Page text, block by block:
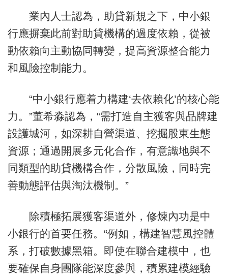
業內人士認為，助貸新規之下，中小銀
行應摒棄此前對助貸機構的過度依賴，從被
動依賴向主動協同轉變，提高資源整合能力
和風險控制能力。
“中小銀行應着力構建‘去依賴化’的核心能
力。”董希淼認為，“需打造自主獲客與品牌建
設護城河，如深耕自營渠道、挖掘股東生態
資源；通過開展多元化合作，有意識地與不
同類型的助貸機構合作，分散風險，同時完
善動態評估與淘汰機制。”
除積極拓展獲客渠道外，修煉內功是中
小銀行的首要任務。“例如，構建智慧風控體
系，打破數據黑箱。即使在聯合建模中，也
要確保自身團隊能深度參與，積累建模經驗